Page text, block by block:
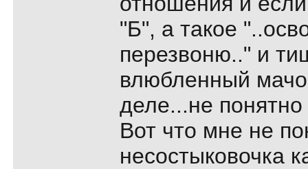
"Б", а такое
перезвоню.." и
влюбленный
деле...не понятно
Вот что мне не
несостыковочка